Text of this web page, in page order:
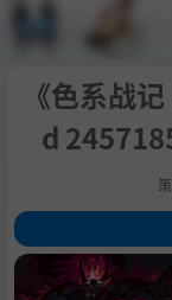
《色系战
d
1.关于此游戏
2 .系统需求